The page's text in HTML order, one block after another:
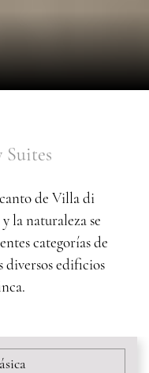
Suites
de Villa di
la naturaleza se
categorías de
diversos edificios